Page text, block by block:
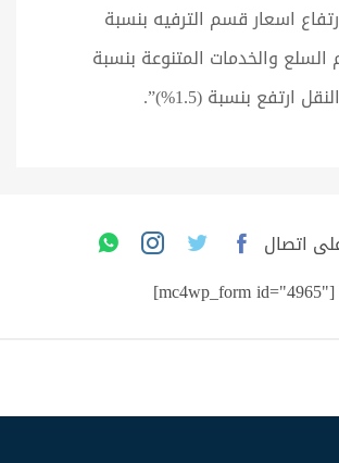
اسعار قسم الترفيه بنسبة
السلع والخدمات المتنوعة بنسبة
اتصال
[mc4wp_form id="4965"]